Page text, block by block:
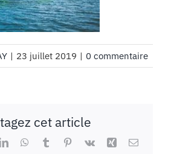
| 23 juillet 2019 | 0 commentaire
cet article
LinkedInWhatsApp
TumblrPinterest
Vk Xing Email